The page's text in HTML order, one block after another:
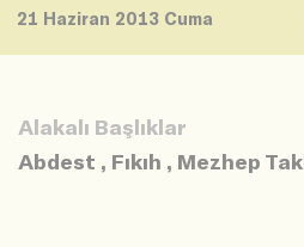
21 Haziran 2013 Cuma
Alakalı Başlıklar
Abdest , Fıkıh , Mezhep